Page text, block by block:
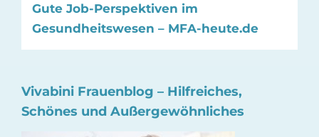
Gute Job-Perspektiven im
Gesundheitswesen – MFA-heute.de
Vivabini Frauenblog – Hilfreiches,
Schönes und Außergewöhnliches